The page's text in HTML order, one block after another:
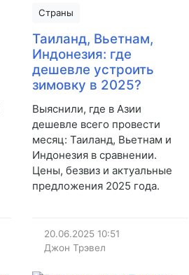
Страны
Таиланд, Вьетнам,
Индонезия: где
дешевле устроить
зимовку в 2025?
Выяснили, где в Азии
дешевле всего провести
месяц: Таиланд, Вьетнам и
Индонезия в сравнении.
Цены, безвиз и актуальные
предложения 2025 года.
20.06.2025 10:51
Джон Трэвел